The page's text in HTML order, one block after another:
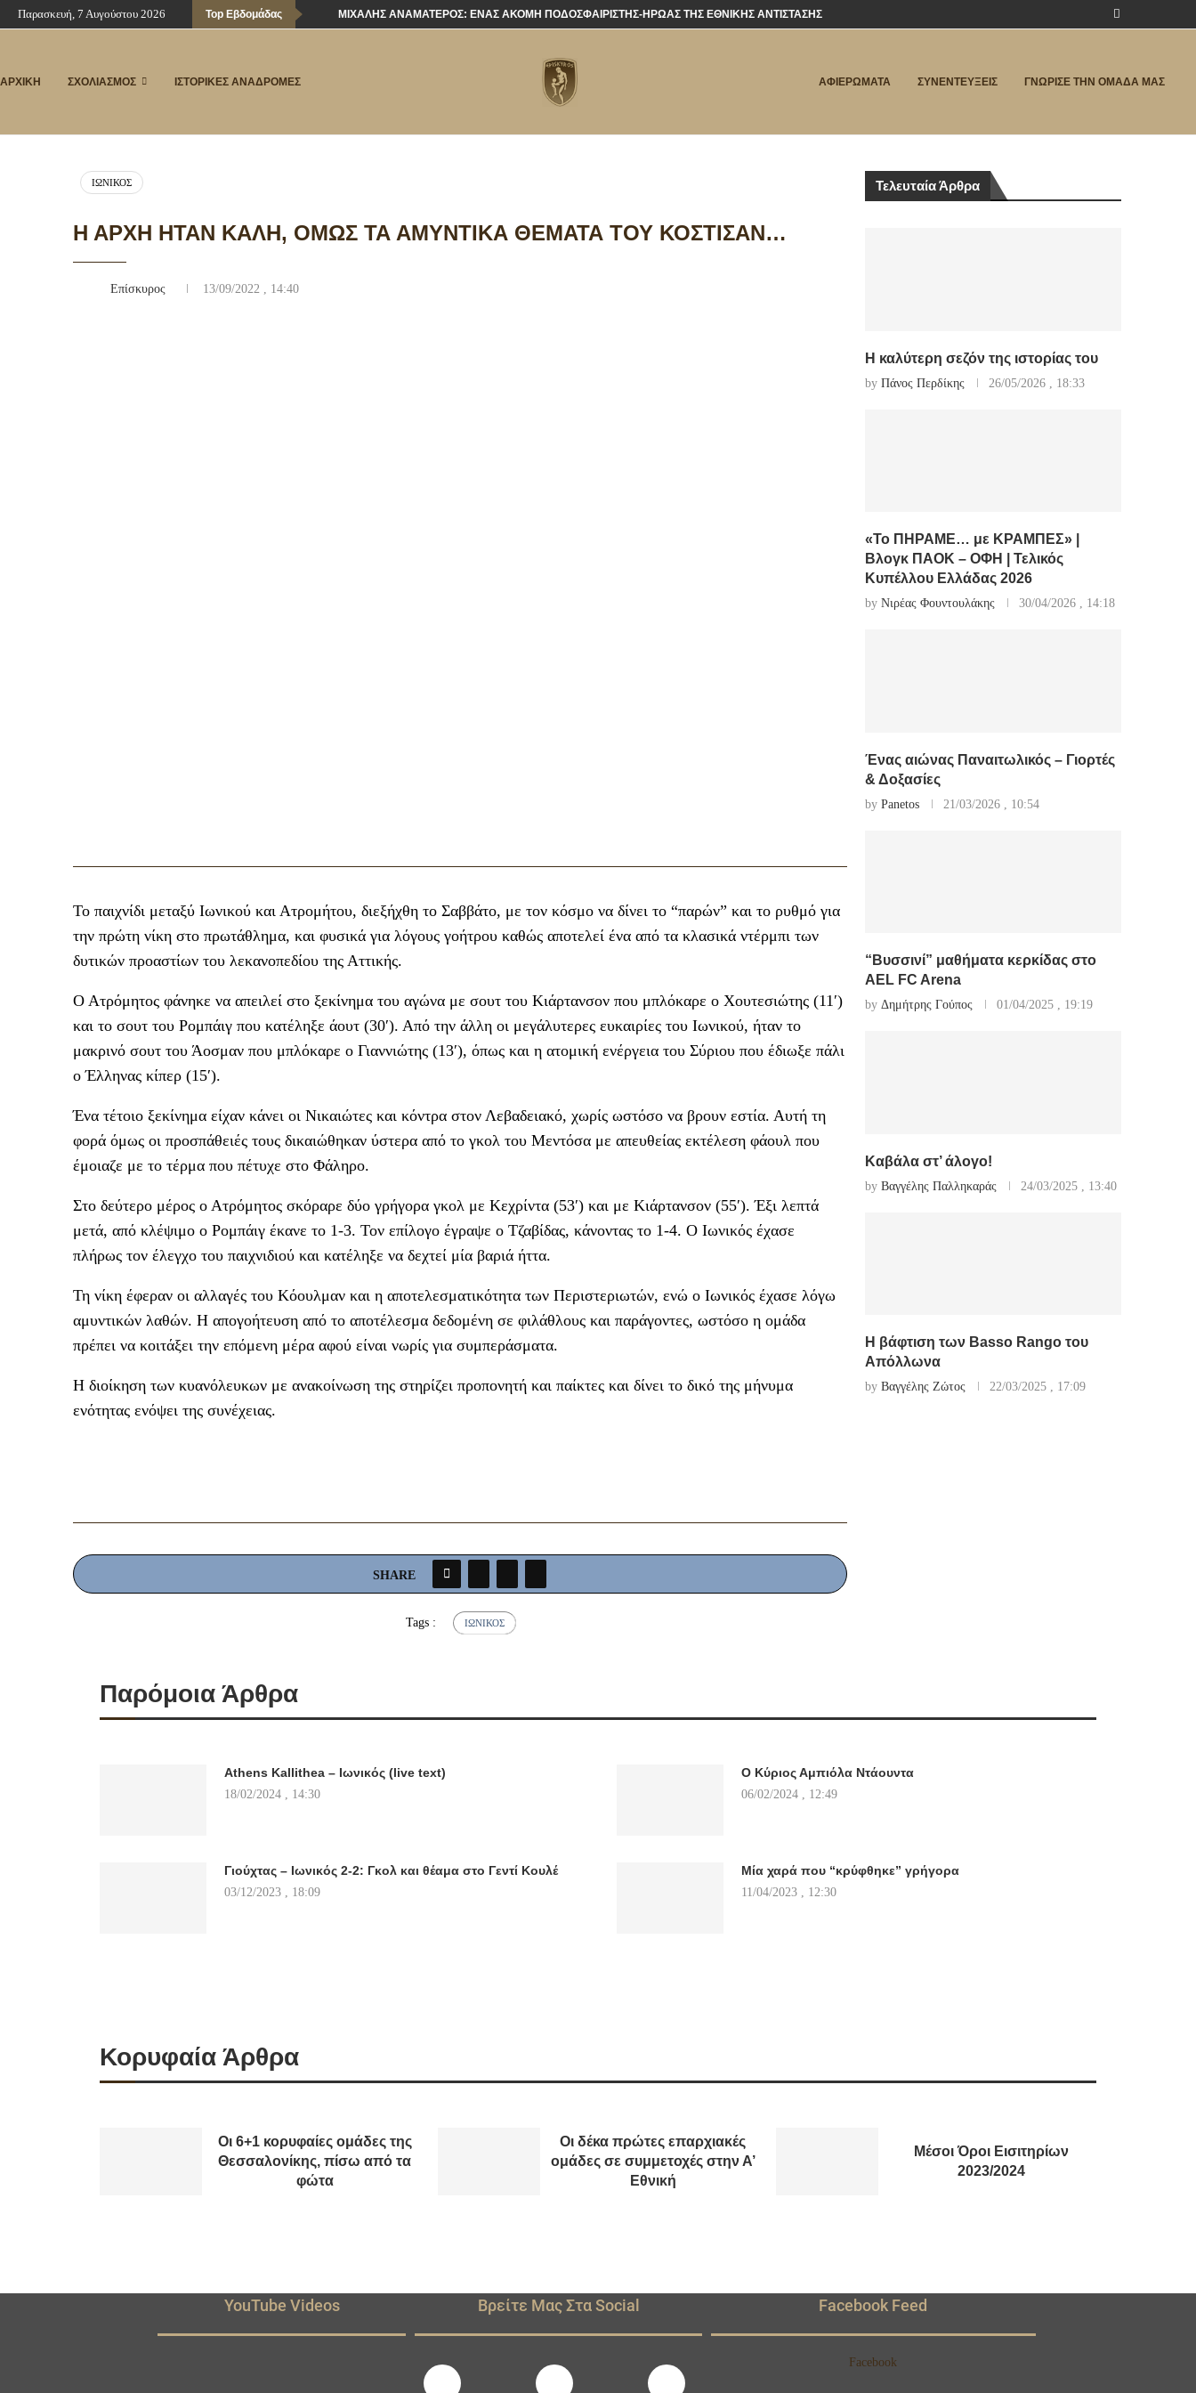
Παρασκευή, 7 Αυγούστου 2026 Top Εβδομάδας ΜΙΧΆΛΗΣ ΑΝΑΜΑΤΕΡΌΣ: ΈΝΑΣ ΑΚΌΜΗ ΠΟΔΟΣΦΑΙΡΙΣΤΉΣ-ΉΡΩΑΣ ΤΗΣ ΕΘΝΙΚΉΣ ΑΝΤΊΣΤΑΣΗΣ
ΑΡΧΙΚΗ ΣΧΟΛΙΑΣΜΟΣ ΙΣΤΟΡΙΚΕΣ ΑΝΑΔΡΟΜΕΣ ΑΦΙΕΡΩΜΑΤΑ ΣΥΝΕΝΤΕΥΞΕΙΣ ΓΝΩΡΙΣΕ ΤΗΝ ΟΜΑΔΑ ΜΑΣ
ΙΩΝΙΚΌΣ
Η ΑΡΧΉ ΉΤΑΝ ΚΑΛΉ, ΌΜΩΣ ΤΑ ΑΜΥΝΤΙΚΆ ΘΈΜΑΤΑ ΤΟΥ ΚΌΣΤΙΣΑΝ…
Επίσκυρος 13/09/2022 , 14:40
Το παιχνίδι μεταξύ Ιωνικού και Ατρομήτου, διεξήχθη το Σαββάτο, με τον κόσμο να δίνει το “παρών” και το ρυθμό για
την πρώτη νίκη στο πρωτάθλημα, και φυσικά για λόγους γοήτρου καθώς αποτελεί ένα από τα κλασικά ντέρμπι των
δυτικών προαστίων του λεκανοπεδίου της Αττικής.
Ο Ατρόμητος φάνηκε να απειλεί στο ξεκίνημα του αγώνα με σουτ του Κιάρτανσον που μπλόκαρε ο Χουτεσιώτης (11′)
και το σουτ του Ρομπάιγ που κατέληξε άουτ (30′). Από την άλλη οι μεγάλυτερες ευκαιρίες του Ιωνικού, ήταν το
μακρινό σουτ του Άοσμαν που μπλόκαρε ο Γιαννιώτης (13′), όπως και η ατομική ενέργεια του Σύριου που έδιωξε πάλι
ο Έλληνας κίπερ (15′).
Ένα τέτοιο ξεκίνημα είχαν κάνει οι Νικαιώτες και κόντρα στον Λεβαδειακό, χωρίς ωστόσο να βρουν εστία. Αυτή τη
φορά όμως οι προσπάθειές τους δικαιώθηκαν ύστερα από το γκολ του Μεντόσα με απευθείας εκτέλεση φάουλ που
έμοιαζε με το τέρμα που πέτυχε στο Φάληρο.
Στο δεύτερο μέρος ο Ατρόμητος σκόραρε δύο γρήγορα γκολ με Κεχρίντα (53′) και με Κιάρτανσον (55′). Έξι λεπτά
μετά, από κλέψιμο ο Ρομπάιγ έκανε το 1-3. Τον επίλογο έγραψε ο Τζαβίδας, κάνοντας το 1-4. Ο Ιωνικός έχασε
πλήρως τον έλεγχο του παιχνιδιού και κατέληξε να δεχτεί μία βαριά ήττα.
Τη νίκη έφεραν οι αλλαγές του Κόουλμαν και η αποτελεσματικότητα των Περιστεριωτών, ενώ ο Ιωνικός έχασε λόγω
αμυντικών λαθών. Η απογοήτευση από το αποτέλεσμα δεδομένη σε φιλάθλους και παράγοντες, ωστόσο η ομάδα
πρέπει να κοιτάξει την επόμενη μέρα αφού είναι νωρίς για συμπεράσματα.
Η διοίκηση των κυανόλευκων με ανακοίνωση της στηρίζει προπονητή και παίκτες και δίνει το δικό της μήνυμα
ενότητας ενόψει της συνέχειας.
SHARE
Tags : ΙΩΝΙΚΌΣ
Τελευταία Άρθρα
Η καλύτερη σεζόν της ιστορίας του
by Πάνος Περδίκης 26/05/2026 , 18:33
«Το ΠΗΡΑΜΕ… με ΚΡΑΜΠΕΣ» |
Βλογκ ΠΑΟΚ – ΟΦΗ | Τελικός
Κυπέλλου Ελλάδας 2026
by Νιρέας Φουντουλάκης 30/04/2026 , 14:18
Ένας αιώνας Παναιτωλικός – Γιορτές
& Δοξασίες
by Panetos 21/03/2026 , 10:54
“Βυσσινί” μαθήματα κερκίδας στο
AEL FC Arena
by Δημήτρης Γούπος 01/04/2025 , 19:19
Καβάλα στ’ άλογο!
by Βαγγέλης Παλληκαράς 24/03/2025 , 13:40
Η βάφτιση των Basso Rango του
Απόλλωνα
by Βαγγέλης Ζώτος 22/03/2025 , 17:09
Παρόμοια Άρθρα
Athens Kallithea – Ιωνικός (live text)
18/02/2024 , 14:30
Ο Κύριος Αμπιόλα Ντάουντα
06/02/2024 , 12:49
Γιούχτας – Ιωνικός 2-2: Γκολ και θέαμα στο Γεντί Κουλέ
03/12/2023 , 18:09
Μία χαρά που “κρύφθηκε” γρήγορα
11/04/2023 , 12:30
Κορυφαία Άρθρα
Οι 6+1 κορυφαίες ομάδες της
Θεσσαλονίκης, πίσω από τα
φώτα
Οι δέκα πρώτες επαρχιακές
ομάδες σε συμμετοχές στην Α’
Εθνική
Μέσοι Όροι Εισιτηρίων
2023/2024
YouTube Videos Βρείτε Μας Στα Social Facebook Feed
Facebook